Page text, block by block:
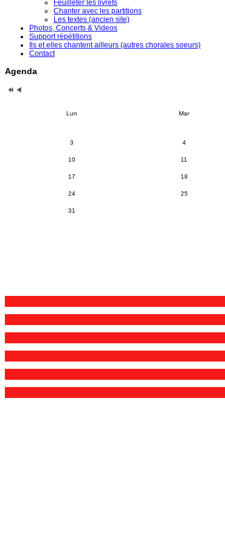
Feuilleter les livrets
Chanter avec les partitions
Les textes (ancien site)
Photos, Concerts & Videos
Support répétitions
Ils et elles chantent ailleurs (autres chorales soeurs)
Contact
Agenda
Lun Mar
3 4
10 11
17 18
24 25
31